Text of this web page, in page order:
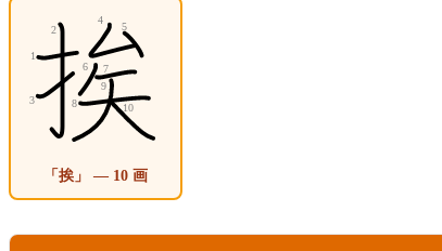
「挨」 — 10 画